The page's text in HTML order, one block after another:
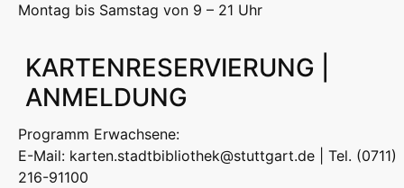
Montag bis Samstag von 9 – 21 Uhr
KARTENRESERVIERUNG |
ANMELDUNG
Programm Erwachsene:
E-Mail: karten.stadtbibliothek@stuttgart.de | Tel. (0711)
216-91100